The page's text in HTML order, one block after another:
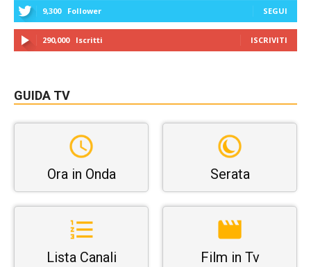
9,300 Follower SEGUI
290,000 Iscritti ISCRIVITI
GUIDA TV
Ora in Onda Serata
Lista Canali Film in Tv